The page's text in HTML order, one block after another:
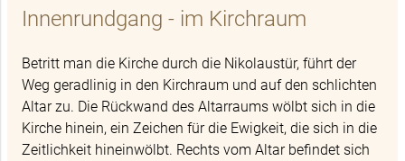
Innenrundgang - im Kirchraum
Betritt man die Kirche durch die Nikolaustür, führt der
Weg geradlinig in den Kirchraum und auf den schlichten
Altar zu. Die Rückwand des Altarraums wölbt sich in die
Kirche hinein, ein Zeichen für die Ewigkeit, die sich in die
Zeitlichkeit hineinwölbt. Rechts vom Altar befindet sich